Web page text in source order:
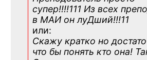
супер!!!!111 Из всех
в МАИ он луДший!!!11
или:
Скажу кратко но
что бы понять кто она!